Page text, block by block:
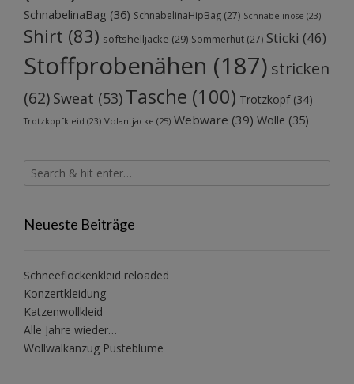
SchnabelinaBag (36) SchnabelinaHipBag (27) Schnabelinose (23)
Shirt (83) softshelljacke (29) Sommerhut (27) Sticki (46)
Stoffprobenähen (187) stricken
(62) Sweat (53) Tasche (100) Trotzkopf(34)
Trotzkopfkleid (23) Volantjacke (25) Webware (39) Wolle (35)
Neueste Beiträge
Schneeflockenkleid reloaded
Konzertkleidung
Katzenwollkleid
Alle Jahre wieder…
Wollwalkanzug Pusteblume